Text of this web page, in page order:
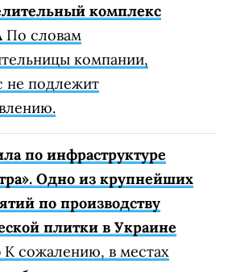
комплекс
По словам
компании,
не подлежит
по инфраструктуре
Одно из крупнейших
по производству
плитки в Украине
К сожалению, в местах